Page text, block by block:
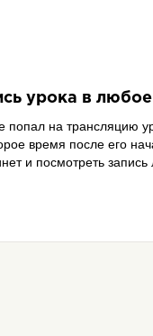
урока в
попал на трансляцию
время после его
и посмотреть